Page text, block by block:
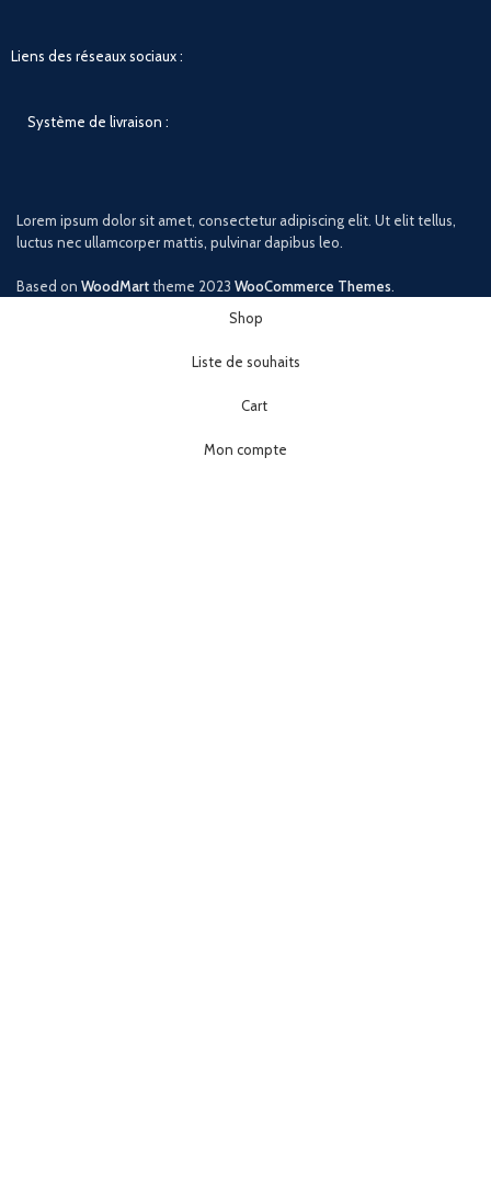
Liens des réseaux sociaux :
Système de livraison :
Lorem ipsum dolor sit amet, consectetur adipiscing elit. Ut elit tellus,
luctus nec ullamcorper mattis, pulvinar dapibus leo.
Based on WoodMarttheme 2023 WooCommerce Themes.
Shop
Liste de souhaits
Cart
Mon compte